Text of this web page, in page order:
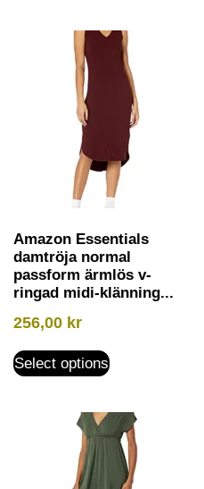
Amazon Essentials
damtröja normal
passform ärmlös v-
ringad midi-klänning...
256,00 kr
Select options